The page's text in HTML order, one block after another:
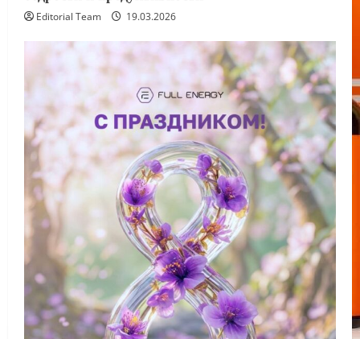
Editorial Team 19.03.2026